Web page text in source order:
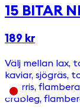
15 BITAR
189 kr
Välj mellan lax,
kaviar, sjögräs,
sparris,
crableg,